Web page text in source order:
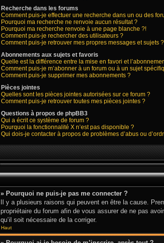
Recherche dans les forums
Comment puis-je effectuer une recherche dans un ou des
Pourquoi ma recherche ne renvoie aucun résultat ?
Pourquoi ma recherche renvoie à une page blanche ?!
Comment puis-je rechercher des utilisateurs ?
Comment puis-je retrouver mes propres messages et sujets ?
Abonnements aux sujets et favoris
Quelle est la différence entre la mise en favori et
Comment puis-je m’abonner à un forum ou à un sujet
Comment puis-je supprimer mes abonnements ?
Pièces jointes
Quelles sont les pièces jointes autorisées sur ce forum ?
Comment puis-je retrouver toutes mes pièces jointes ?
Questions à propos de phpBB3
Qui a écrit ce système de forum ?
Pourquoi la fonctionnalité X n’est pas disponible ?
Qui dois-je contacter à propos de problèmes d’abus ou
» Pourquoi ne puis-je pas me connecter ?
Il y a plusieurs raisons qui peuvent en être la cause.
propriétaire du forum afin de vous assurer de ne pas
qu’il soit nécessaire de la corriger.
Haut